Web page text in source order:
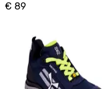
€ 89